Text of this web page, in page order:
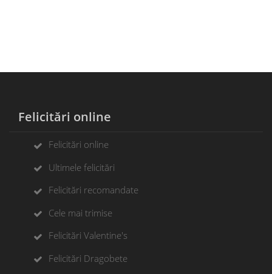
Felicitări online
Felicitări online
Ultimele felicitări
Felicitări recomandate
Cele mai trimise
Felicitări Valentine's
Felicitări Dragobete